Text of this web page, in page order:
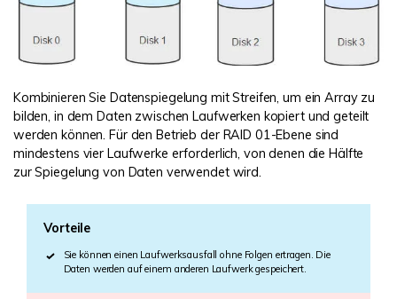
Kombinieren Sie Datenspiegelung mit Streifen, um ein Array zu
bilden, in dem Daten zwischen Laufwerken kopiert und geteilt
werden können. Für den Betrieb der RAID 01-Ebene sind
mindestens vier Laufwerke erforderlich, von denen die Hälfte
zur Spiegelung von Daten verwendet wird.
Vorteile
Sie können einen Laufwerksausfall ohne Folgen ertragen. Die
Daten werden auf einem anderen Laufwerk gespeichert.